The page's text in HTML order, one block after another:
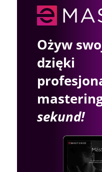
Ożyw
dzięki
sekund!